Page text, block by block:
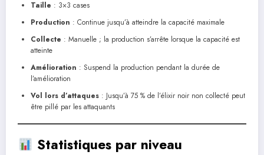
Taille : 3×3 cases
Production : Continue jusqu’à atteindre la capacité maximale
Collecte : Manuelle ; la production s’arrête lorsque la capacité est
atteinte
Amélioration : Suspend la production pendant la durée de
l’amélioration
Vol lors d’attaques : Jusqu’à 75 % de l’élixir noir non collecté peut
être pillé par les attaquants
Statistiques par niveau